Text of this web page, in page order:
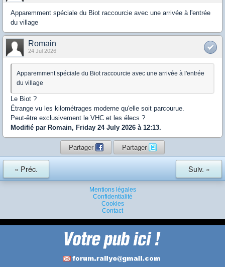
Apparemment spéciale du Biot raccourcie avec une arrivée à l'entrée
du village
Romain
24 Jul 2026
Apparemment spéciale du Biot raccourcie avec une arrivée à l'entrée
du village
Le Biot ?
Étrange vu les kilométrages moderne qu'elle soit parcourue.
Peut-être exclusivement le VHC et les élecs ?
Modifié par Romain, Friday 24 July 2026 à 12:13.
Partager Partager
« Préc. Suiv. »
Mentions légales
Confidentialité
Cookies
Contact